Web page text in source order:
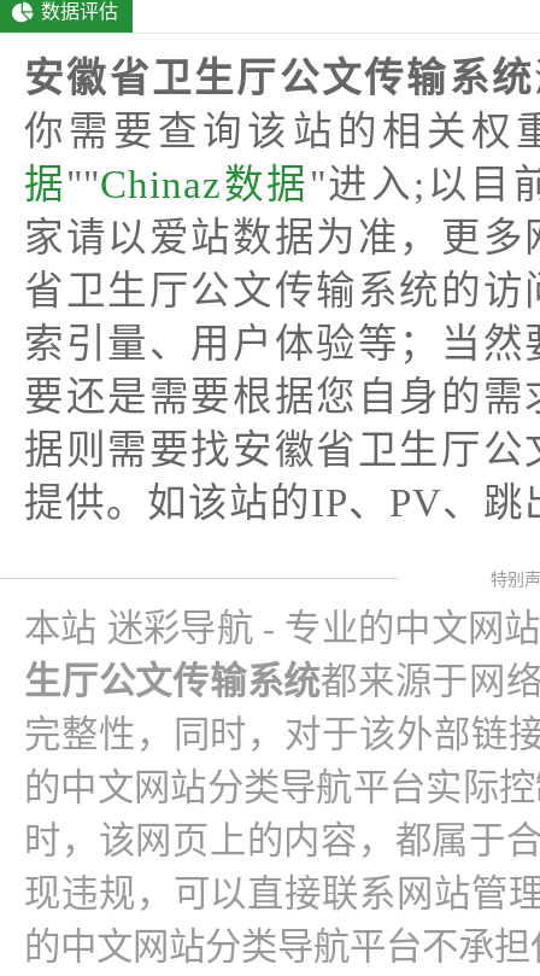
数据评估
安徽省卫生厅公文传输系统
你需要查询该站的相关权
据""Chinaz数据"进入;以目
家请以爱站数据为准，更
省卫生厅公文传输系统的
索引量、用户体验等；当
要还是需要根据您自身的
据则需要找安徽省卫生厅
提供。如该站的IP、PV、跳
特别
本站 迷彩导航 - 专业的中文网
生厅公文传输系统都来源于网
完整性，同时，对于该外部链
的中文网站分类导航平台实际控
时，该网页上的内容，都属于
现违规，可以直接联系网站管
的中文网站分类导航平台不承